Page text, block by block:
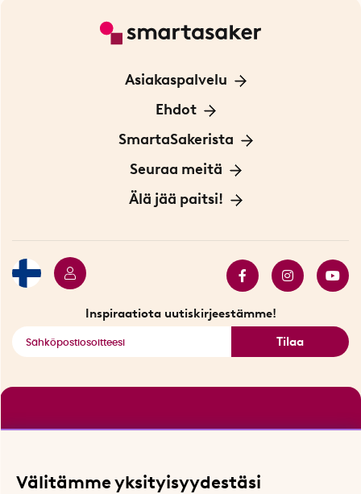
Asiakaspalvelu
Ota yhteyttä
Ehdot
Tietoa evästeistä
Yksityisyydensuoja
Sopimusehdot
SmartaSakerista
Meistä
Myymälä Tukholmassa
Seuraa meitä
Innovaattoriblogi
Älä jää paitsi!
Inspiraatiota uutiskirjeestämme!
Tilaa
Välitämme yksityisyydestäsi